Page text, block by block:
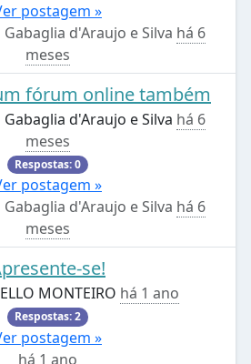
postagem »
Gabaglia d'Araujo e Silva há 6
meses
fórum online também
Gabaglia d'Araujo e Silva há 6
meses
Respostas: 0
postagem »
Gabaglia d'Araujo e Silva há 6
meses
se!
MONTEIRO há 1 ano
Respostas: 2
postagem »
há 1 ano